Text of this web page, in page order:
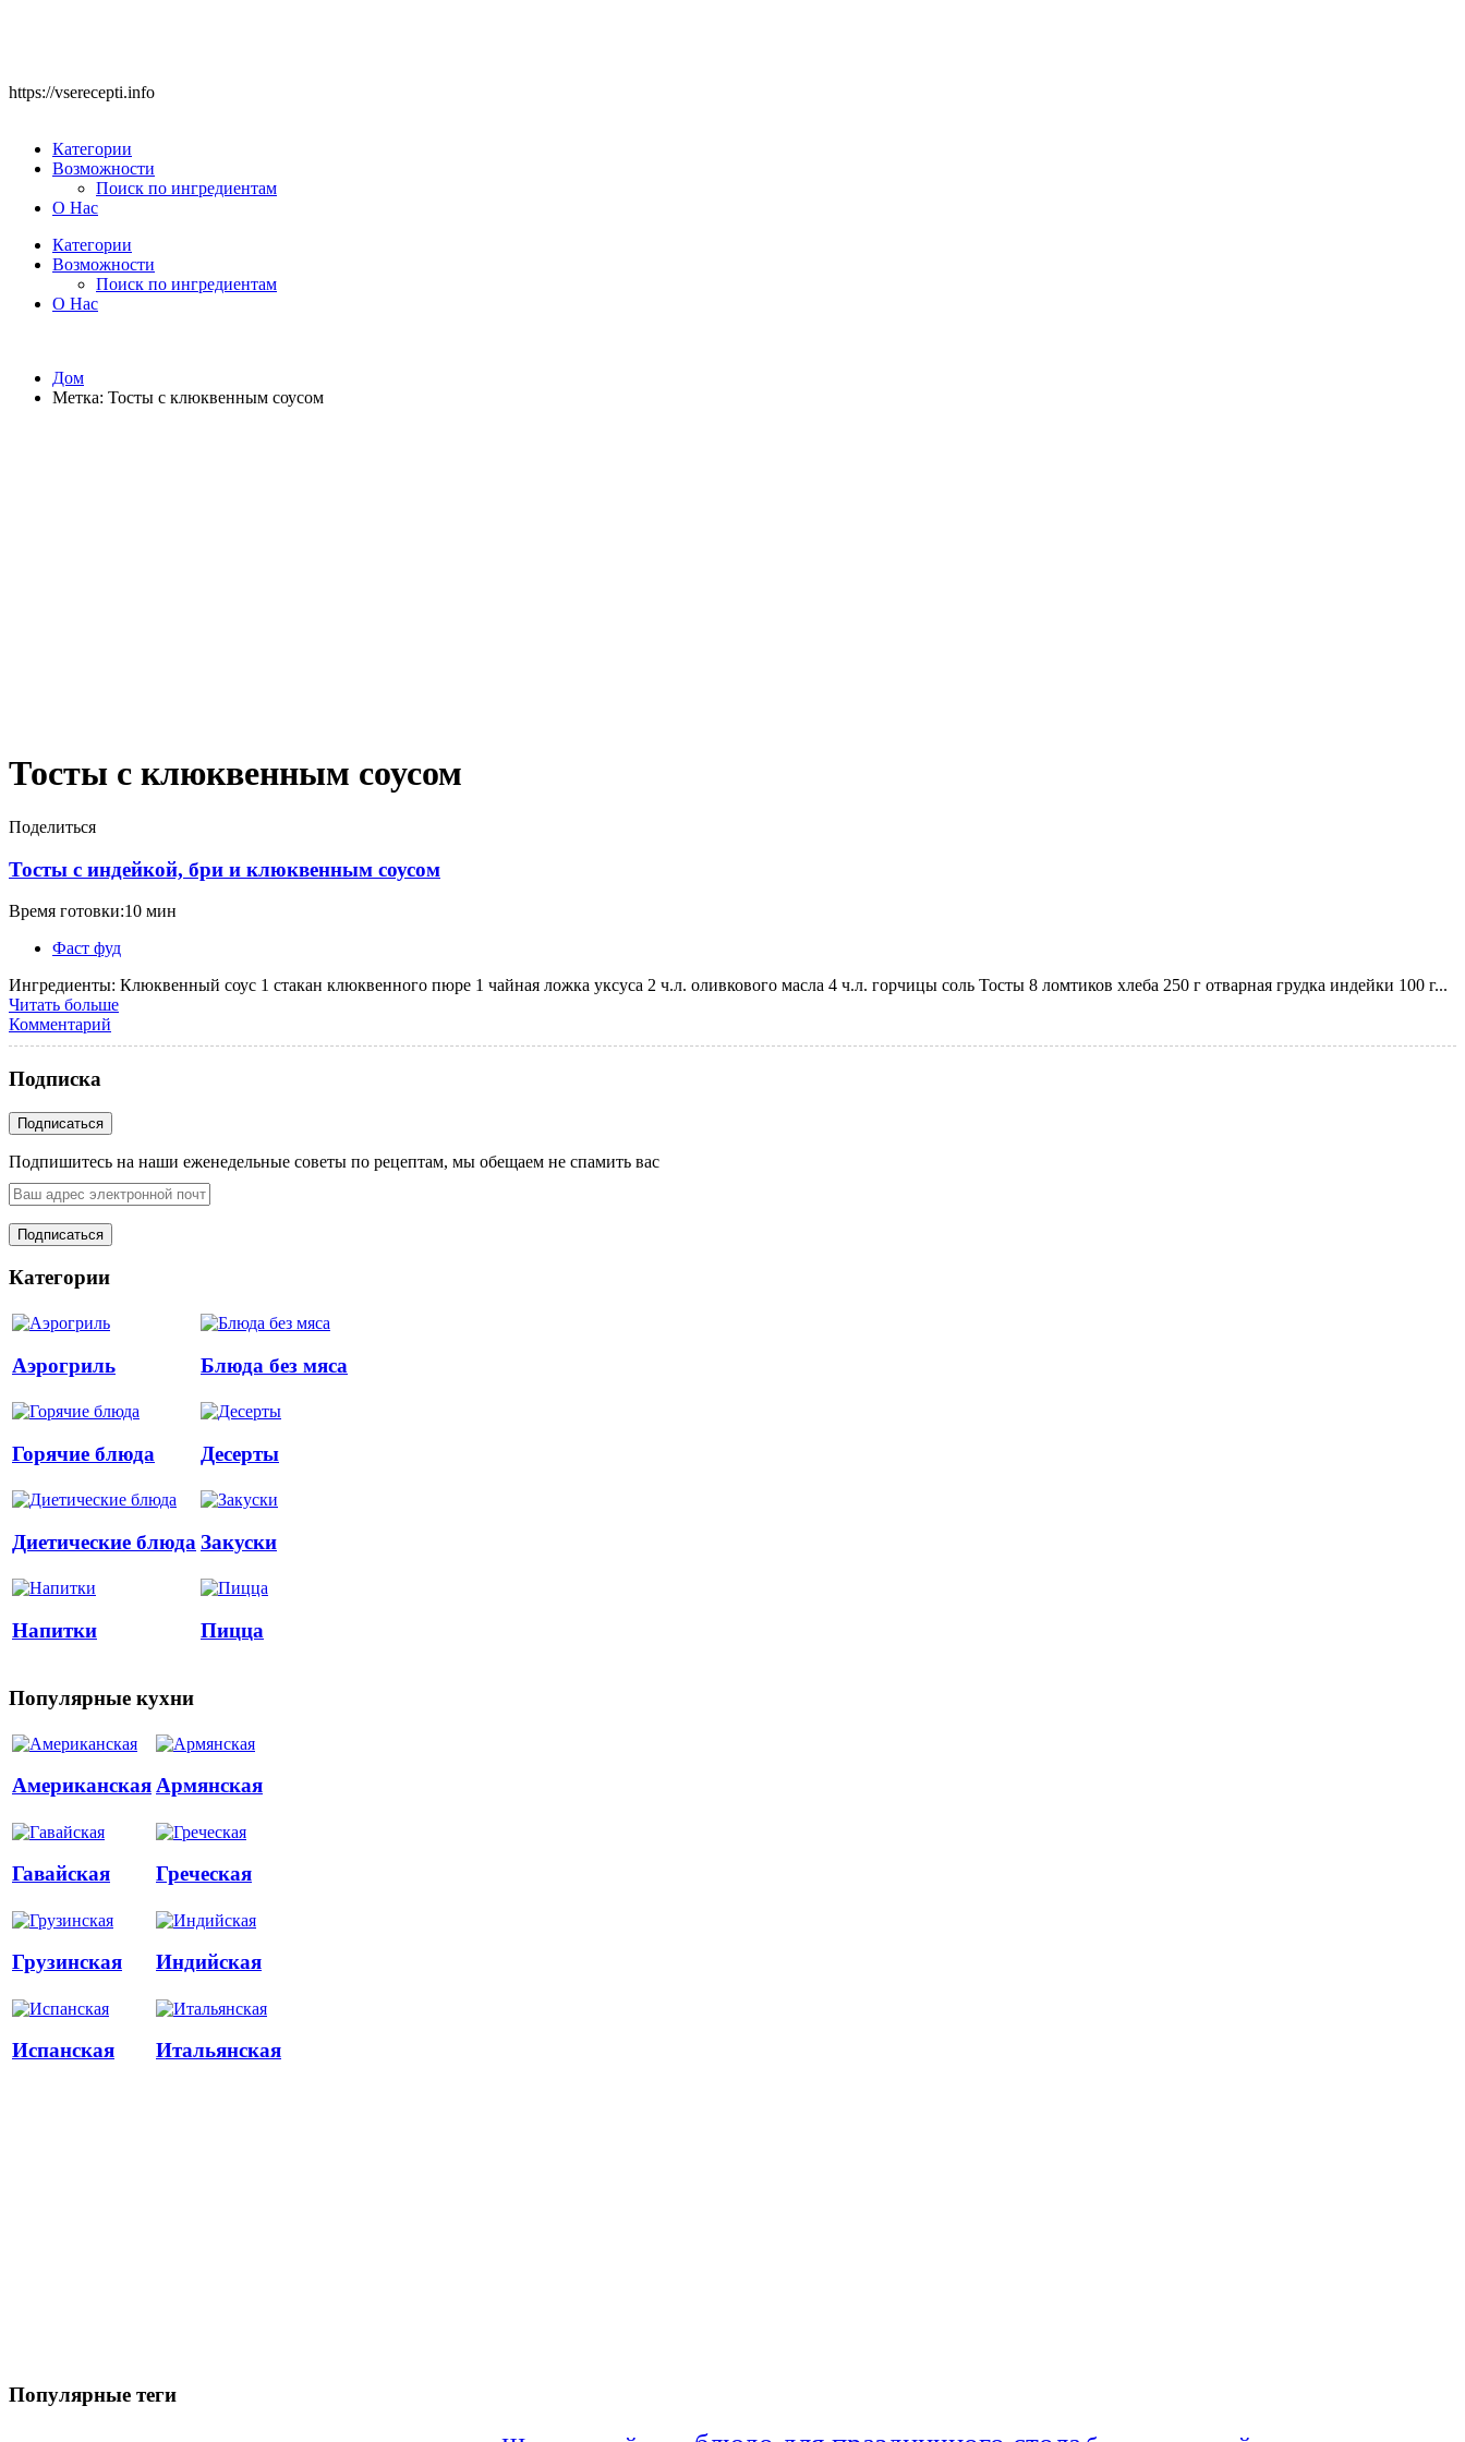
https://vserecepti.info
Категории
Возможности
Поиск по ингредиентам
О Нас
Категории
Возможности
Поиск по ингредиентам
О Нас
Дом
Метка: Тосты с клюквенным соусом
Тосты с клюквенным соусом
Поделиться
Тосты с индейкой, бри и клюквенным соусом
Время готовки:10 мин
Фаст фуд
Ингредиенты: Клюквенный соус 1 стакан клюквенного пюре 1 чайная ложка уксуса 2 ч.л. оливкового масла 4 ч.л. горчицы соль Тосты 8 ломтиков хлеба 250 г отварная грудка индейки 100 г...
Читать больше
Комментарий
Подписка
Подпишитесь на наши еженедельные советы по рецептам, мы обещаем не спамить вас
Категории
Аэрогриль Блюда без мяса
Горячие блюда Десерты
Диетические блюда Закуски
Напитки Пицца
Популярные кухни
АмериканскаяАрмянская
Гавайская Греческая
Грузинская Индийская
Испанская Итальянская
Популярные теги